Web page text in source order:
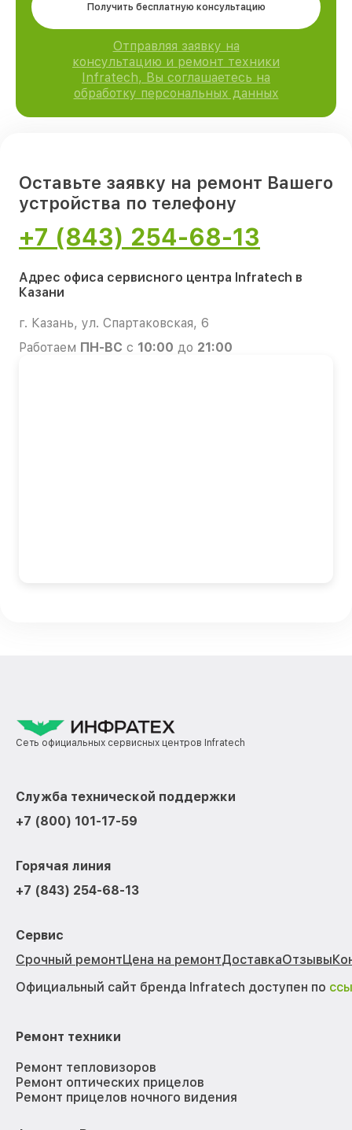
Получить бесплатную консультацию
Отправляя заявку на
консультацию и ремонт техники
Infratech, Вы соглашаетесь на
обработку персональных данных
Оставьте заявку на ремонт Вашего
устройства по телефону
+7 (843) 254-68-13
Адрес офиса сервисного центра Infratech в
Казани
г. Казань, ул. Спартаковская, 6
Работаем ПН-ВС с 10:00 до 21:00
Сеть официальных сервисных центров Infratech
Служба технической поддержки
+7 (800) 101-17-59
Горячая линия
+7 (843) 254-68-13
Сервис
Срочный ремонтЦена на ремонтДоставкаОтзывы
Официальный сайт бренда Infratech доступен по
Ремонт техники
Ремонт тепловизоров
Ремонт оптических прицелов
Ремонт прицелов ночного видения